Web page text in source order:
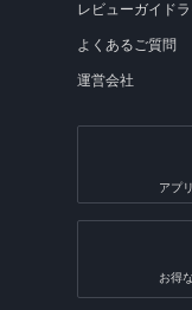
レビューガイド
よくあるご質問
運営会社
アプ
お得